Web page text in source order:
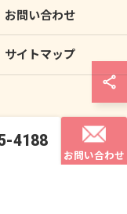
4188
お問い合わせ
お問い合わせ
サイトマップ
RIGHTS RESERVED.